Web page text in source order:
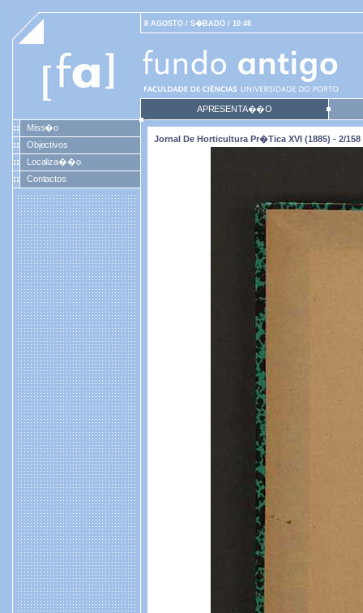
8 AGOSTO / S�BADO / 10:48
APRESENTA��O
Miss�o
Objectivos
Localiza��o
Contactos
Jornal De Horticultura Pr�tica XVI (1885) - 2/158